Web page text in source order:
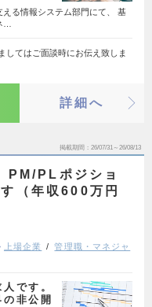
える情報システム部門にて、 基
…
してはご面談時にお伝え致しま
詳細へ
掲載期間 26/07/31～26/08/13
PM/PLポジショ
（年収600万円
上場企業
管理職・マネジャ
です。
非公開